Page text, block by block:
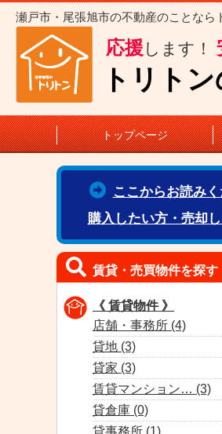
瀬戸市・尾張旭市の不動産のことなら
応援 します！
トリト
トップページ
ここからお読み
購入したい方・売却
賃貸・売買物件を探す
《 賃貸物件 》
店舗・事務所 (4)
貸地 (3)
貸家 (3)
賃貸マンション… (3)
貸倉庫 (0)
貸事務所 (1)